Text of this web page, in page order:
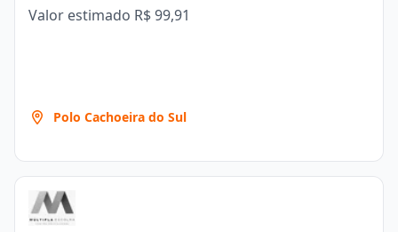
Valor estimado R$ 99,91
Polo Cachoeira do Sul